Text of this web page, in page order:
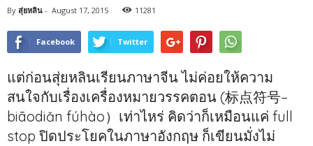
By สุ่ยหลิน - August 17, 2015 11281
Facebook Twitter
แต่ก่อนสุ่ยหลินเรียนภาษาจีน ไม่ค่อยให้ความ
สนใจกับเรื่องเครื่องหมายวรรคตอน (标点符号–
biāodiǎn fúhào）เท่าไหร่ คิดว่าก็เหมือนแค่ full
stop ปิดประโยคในภาษาอังกฤษ ก็เขียนมั่งไม่